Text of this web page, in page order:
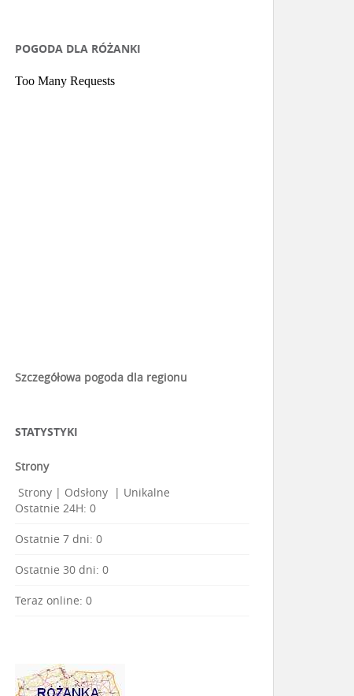
POGODA DLA RÓŻANKI
Szczegółowa pogoda dla regionu
STATYSTYKI
Strony
Strony | Odsłony | Unikalne
Ostatnie 24H: 0
Ostatnie 7 dni: 0
Ostatnie 30 dni: 0
Teraz online: 0